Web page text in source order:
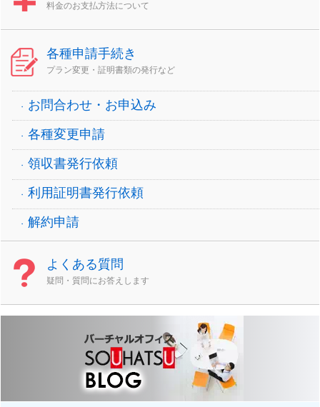
料金のお支払方法について
各種申請手続き
プラン変更・証明書類の発行など
お問合わせ・お申込み
各種変更申請
領収書発行依頼
利用証明書発行依頼
解約申請
よくある質問
疑問・質問にお答えします